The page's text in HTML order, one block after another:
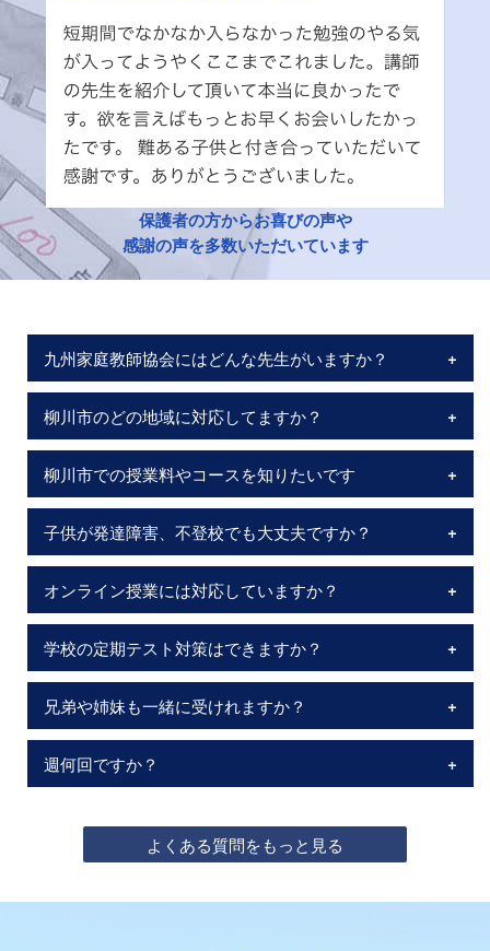
保護者の方からお喜びの声や
感謝の声を多数いただいています
九州家庭教師協会にはどんな先生がいますか？
柳川市のどの地域に対応してますか？
柳川市での授業料やコースを知りたいです
子供が発達障害、不登校でも大丈夫ですか？
オンライン授業には対応していますか？
学校の定期テスト対策はできますか？
兄弟や姉妹も一緒に受けれますか？
週何回ですか？
よくある質問をもっと見る